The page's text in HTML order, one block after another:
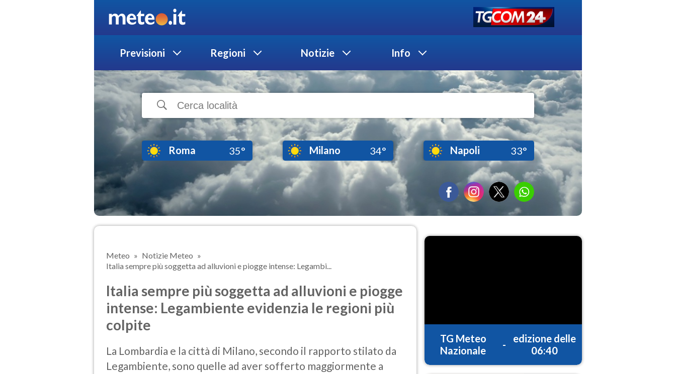
Previsioni Regioni Notizie Info
Roma 35° Milano 34° Napoli 33°
Meteo
Notizie Meteo
Italia sempre più soggetta ad alluvioni e piogge intense: Legambi...
Italia sempre più soggetta ad alluvioni e piogge
intense: Legambiente evidenzia le regioni più
colpite
La Lombardia e la città di Milano, secondo il rapporto stilato da
Legambiente, sono quelle ad aver sofferto maggiormente a
TG Meteo
Nazionale
-
edizione delle
06:40